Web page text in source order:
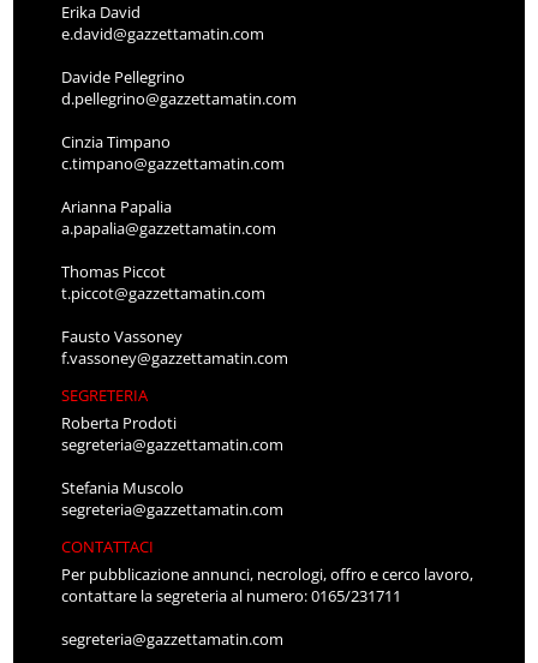
Erika David
e.david@gazzettamatin.com
Davide Pellegrino
d.pellegrino@gazzettamatin.com
Cinzia Timpano
c.timpano@gazzettamatin.com
Arianna Papalia
a.papalia@gazzettamatin.com
Thomas Piccot
t.piccot@gazzettamatin.com
Fausto Vassoney
f.vassoney@gazzettamatin.com
SEGRETERIA
Roberta Prodoti
segreteria@gazzettamatin.com
Stefania Muscolo
segreteria@gazzettamatin.com
CONTATTACI
Per pubblicazione annunci, necrologi, offro e cerco lavoro,
contattare la segreteria al numero: 0165/231711
segreteria@gazzettamatin.com